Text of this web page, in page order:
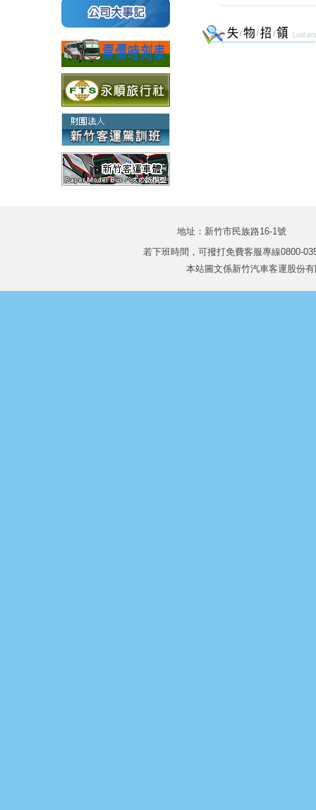
地址：新竹市民族路16-1
若下班時間，可撥打免費客服專線0800-
本站圖文係新竹汽車客運股份